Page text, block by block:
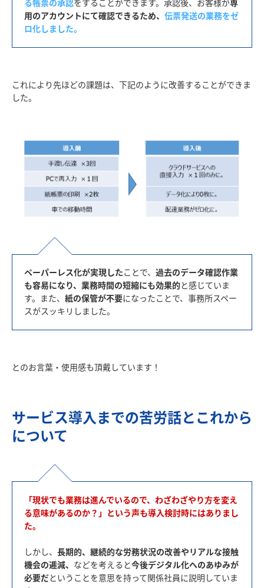
る帳票の承認をすることができます。承認後、お客様が専
用のアカウントにて確認できるため、 伝票発送の業務をゼ
ロ化しました。
これにより先ほどの課題は、下記のように改善することができま
ペーパーレス化が実現したことで、 過去のデータ確認作業
も容易になり、業務時間の短縮にも効果的と感じていま
す。また、 紙の保管が不要になったことで、事務所スペー
サービス導入までの苦労話とこれから
について
「現状でも業務は進んでいるので、わざわざやり方を変え
る意味があるのか？」という声も導入検討時にはありまし
た。
しかし、 長期的、継続的な労務状況の改善やリアルな接触
機会の逓減、 などを考えると今後デジタル化へのあゆみが
必要だということを意思を持って関係社員に説明していま